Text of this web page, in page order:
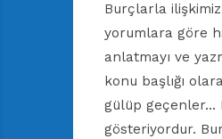
Burçlarla
yorumlara göre
anlatmayı ve
konu başlığı
gülüp geçenler…
gösteriyordur.